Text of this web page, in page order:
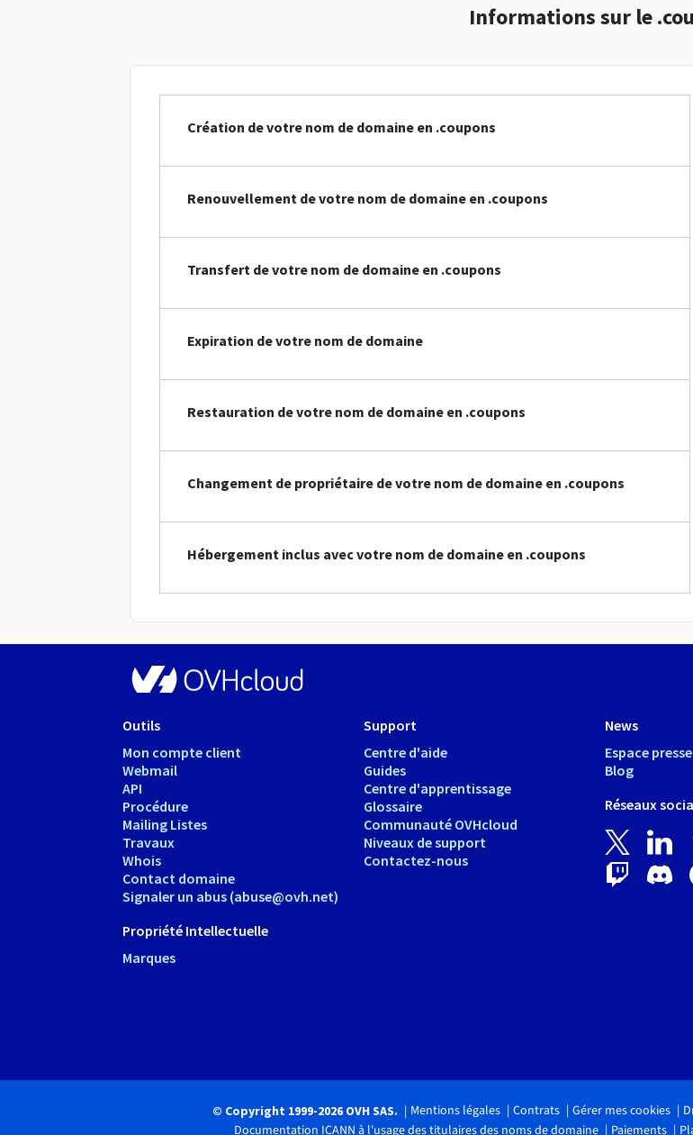
Informations sur le
Création de votre nom de domaine en .coupons
Renouvellement de votre nom de domaine en .coupons
Transfert de votre nom de domaine en .coupons
Expiration de votre nom de domaine
Restauration de votre nom de domaine en .coupons
Changement de propriétaire de votre nom de domaine en .coupons
Hébergement inclus avec votre nom de domaine en .coupons
Outils
Mon compte client
Webmail
API
Procédure
Mailing Listes
Travaux
Whois
Contact domaine
Signaler un abus (abuse@ovh.net)
Propriété Intellectuelle
Marques
Support
Centre d'aide
Guides
Centre d'apprentissage
Glossaire
Communauté OVHcloud
Niveaux de support
Contactez-nous
News
Espace presse
Blog
Réseaux
© Copyright 1999-2026 OVH SAS. Mentions légales Contrats Gérer mes cookies
Documentation ICANN à l'usage des titulaires des noms de domaine
Paiements